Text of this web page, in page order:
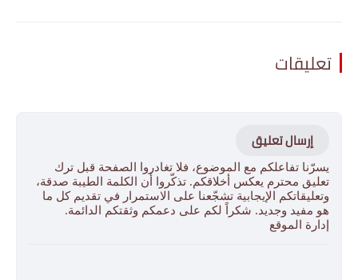
تعليقات
إرسال تعليق
يسرّنا تفاعلكم مع الموضوع، فلا تغادروا الصفحة قبل ترك
تعليق محترم يعكس أخلاقكم. تذكّروا أن الكلمة الطيبة صدقة،
وتعليقاتكم الإيجابية تشجّعنا على الاستمرار في تقديم كل ما
هو مفيد وجديد. شكراً لكم على دعمكم وثقتكم الدائمة.
إدارة الموقع